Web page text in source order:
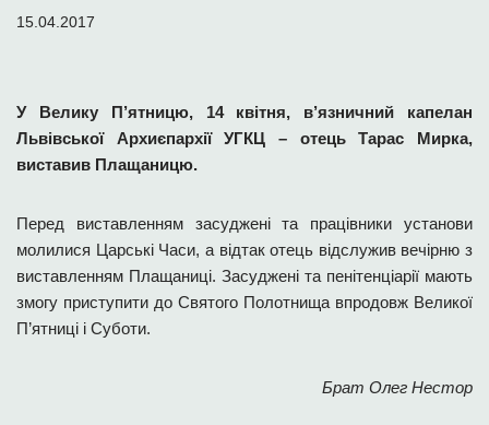
15.04.2017
У Велику П’ятницю, 14 квітня, в’язничний капелан
Львівської Архиєпархії УГКЦ – отець Тарас Мирка,
виставив Плащаницю.
Перед виставленням засуджені та працівники установи
молилися Царські Часи, а відтак отець відслужив вечірню з
виставленням Плащаниці. Засуджені та пенітенціарії мають
змогу приступити до Святого Полотнища впродовж Великої
П’ятниці і Суботи.
Брат Олег Нестор